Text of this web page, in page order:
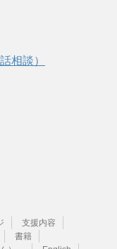
相談）
支援内容
書籍